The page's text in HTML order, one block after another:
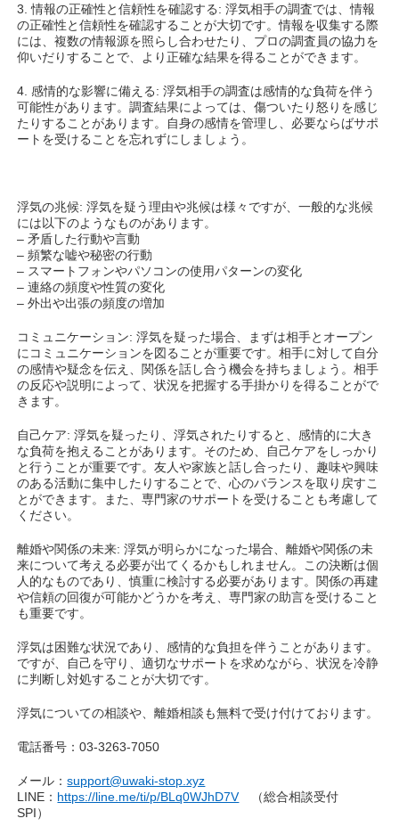
3. 情報の正確性と信頼性を確認する: 浮気相手の調査では、情報
の正確性と信頼性を確認することが大切です。情報を収集する際
には、複数の情報源を照らし合わせたり、プロの調査員の協力を
仰いだりすることで、より正確な結果を得ることができます。
4. 感情的な影響に備える: 浮気相手の調査は感情的な負荷を伴う
可能性があります。調査結果によっては、傷ついたり怒りを感じ
たりすることがあります。自身の感情を管理し、必要ならばサポ
ートを受けることを忘れずにしましょう。
浮気の兆候: 浮気を疑う理由や兆候は様々ですが、一般的な兆候
には以下のようなものがあります。
– 矛盾した行動や言動
– 頻繁な嘘や秘密の行動
– スマートフォンやパソコンの使用パターンの変化
– 連絡の頻度や性質の変化
– 外出や出張の頻度の増加
コミュニケーション: 浮気を疑った場合、まずは相手とオープン
にコミュニケーションを図ることが重要です。相手に対して自分
の感情や疑念を伝え、関係を話し合う機会を持ちましょう。相手
の反応や説明によって、状況を把握する手掛かりを得ることがで
きます。
自己ケア: 浮気を疑ったり、浮気されたりすると、感情的に大き
な負荷を抱えることがあります。そのため、自己ケアをしっかり
と行うことが重要です。友人や家族と話し合ったり、趣味や興味
のある活動に集中したりすることで、心のバランスを取り戻すこ
とができます。また、専門家のサポートを受けることも考慮して
ください。
離婚や関係の未来: 浮気が明らかになった場合、離婚や関係の未
来について考える必要が出てくるかもしれません。この決断は個
人的なものであり、慎重に検討する必要があります。関係の再建
や信頼の回復が可能かどうかを考え、専門家の助言を受けること
も重要です。
浮気は困難な状況であり、感情的な負担を伴うことがあります。
ですが、自己を守り、適切なサポートを求めながら、状況を冷静
に判断し対処することが大切です。
浮気についての相談や、離婚相談も無料で受け付けております。
電話番号：03-3263-7050
メール：support@uwaki-stop.xyz
LINE ： https://line.me/ti/p/BLq0WJhD7V（総合相談受付
SPI）